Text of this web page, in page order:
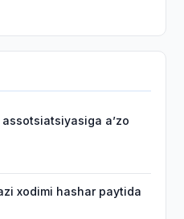
assotsiatsiyasiga aʼzo
xodimi hashar paytida